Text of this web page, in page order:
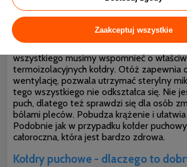
pewno świetne właściwości
Pewnym problemem może być bardzo
Alternatywą są kołdry z wypełnieniem z
kołdry jest miękki, elastyczny, nie
wszystkiego musimy wspomnieć o
termoizolacyjnych kołdry. Otóż zapewnia
wentylację, pozwala utrzymać sterylny
tego wszystkiego nie odkształca się. Nie
puch, dlatego też sprawdzi się dla osób
bólami pleców. Pobudza krążenie i
Podobnie jak w przypadku kołder
całoroczna, która jest bardzo zdrowa.
Kołdry puchowe - dlaczego to
Zaakceptuj wszystkie